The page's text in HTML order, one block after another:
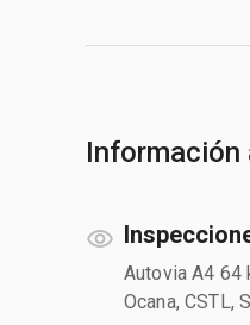
Información
Autovia A4 64
Ocana, CSTL,